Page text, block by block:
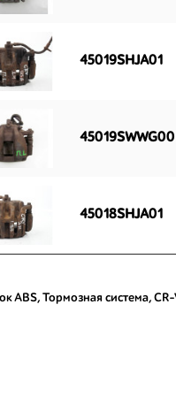
45019SHJA01
45019SWWG00
45018SHJA01
ABS, Тормозная система,